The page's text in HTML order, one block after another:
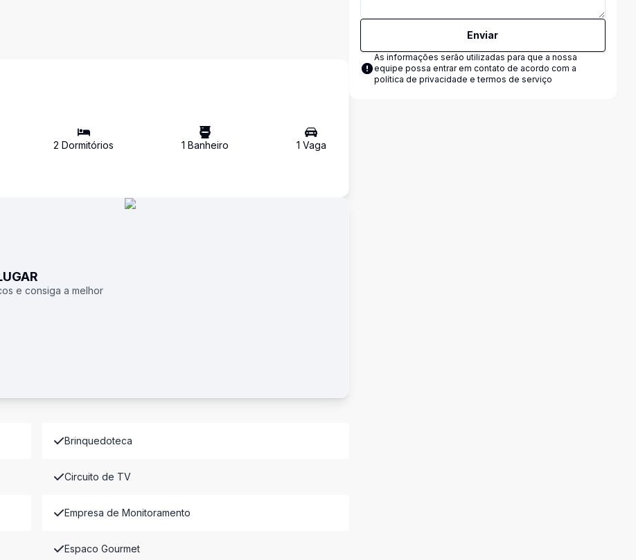
2 Dormitórios 1 Banheiro 1 Vaga
e consiga a melhor
Brinquedoteca
Circuito de TV
Empresa de Monitoramento
Espaco Gourmet
Enviar
As informações serão utilizadas para que a nossa
equipe possa entrar em contato de acordo com a
política de privacidade e termos de serviço